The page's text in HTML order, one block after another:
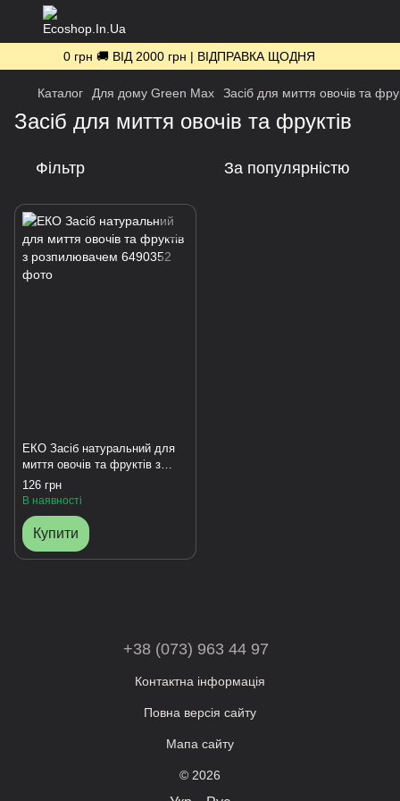
0 грн 🚚 ВІД 2000 грн | ВІДПРАВКА ЩОДНЯ
Каталог Для дому Green Max Засіб для миття овочів та
Засіб для миття овочів та фруктів
Фільтр За популярністю
EКО Засіб натуральний для
миття овочів та фруктів з
розпилювачем
126 грн
В наявності
Купити
+38 (073) 963 44 97
Контактна інформація
Повна версія сайту
Мапа сайту
© 2026